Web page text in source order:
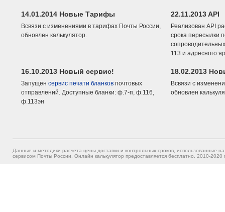
14.01.2014 Новые Тарифы
Всвязи с изменениями в тарифах Почты России,
обновлен калькулятор.
22.11.2013 API
Реализован API
срока пересылки
113 и адресного
16.10.2013 Новый сервис!
Запущен сервис печати бланков почтовых
отправлений. Доступные бланки: ф.7-п, ф.116,
ф.113эн
18.02.2013
Всвязи с
обновлен
Данные и методики расчета цены доставки и контрольных сроков, использованные
сервисом Почты России. Онлайн калькулятор предоставляется бесплатно. 2010-2020